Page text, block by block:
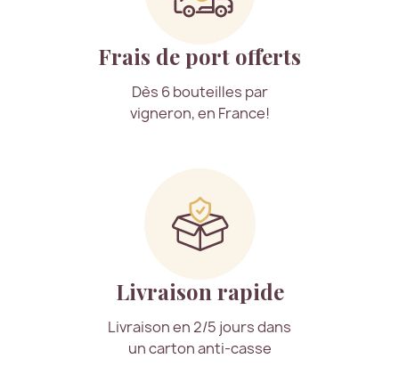
Frais de port offerts
Dès 6 bouteilles par
vigneron, en France!
Livraison rapide
Livraison en 2/5 jours dans
un carton anti-casse